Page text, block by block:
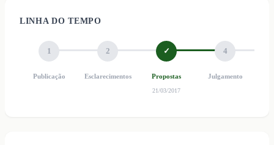
LINHA DO TEMPO
1
Publicação
2
Esclarecimentos
✓
Propostas
21/03/2017
4
Julgamento